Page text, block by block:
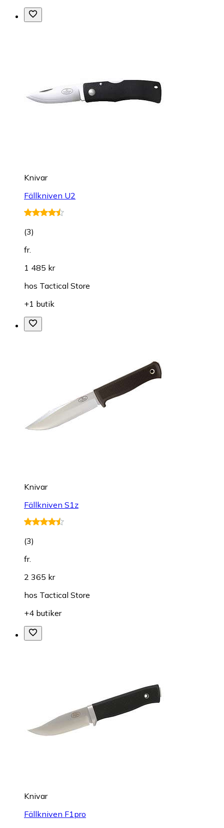
Knivar
Fällkniven U2
(3)
fr.
1 485 kr
hos Tactical Store
+1 butik
Knivar
Fällkniven S1z
(3)
fr.
2 365 kr
hos Tactical Store
+4 butiker
Knivar
Fällkniven F1pro